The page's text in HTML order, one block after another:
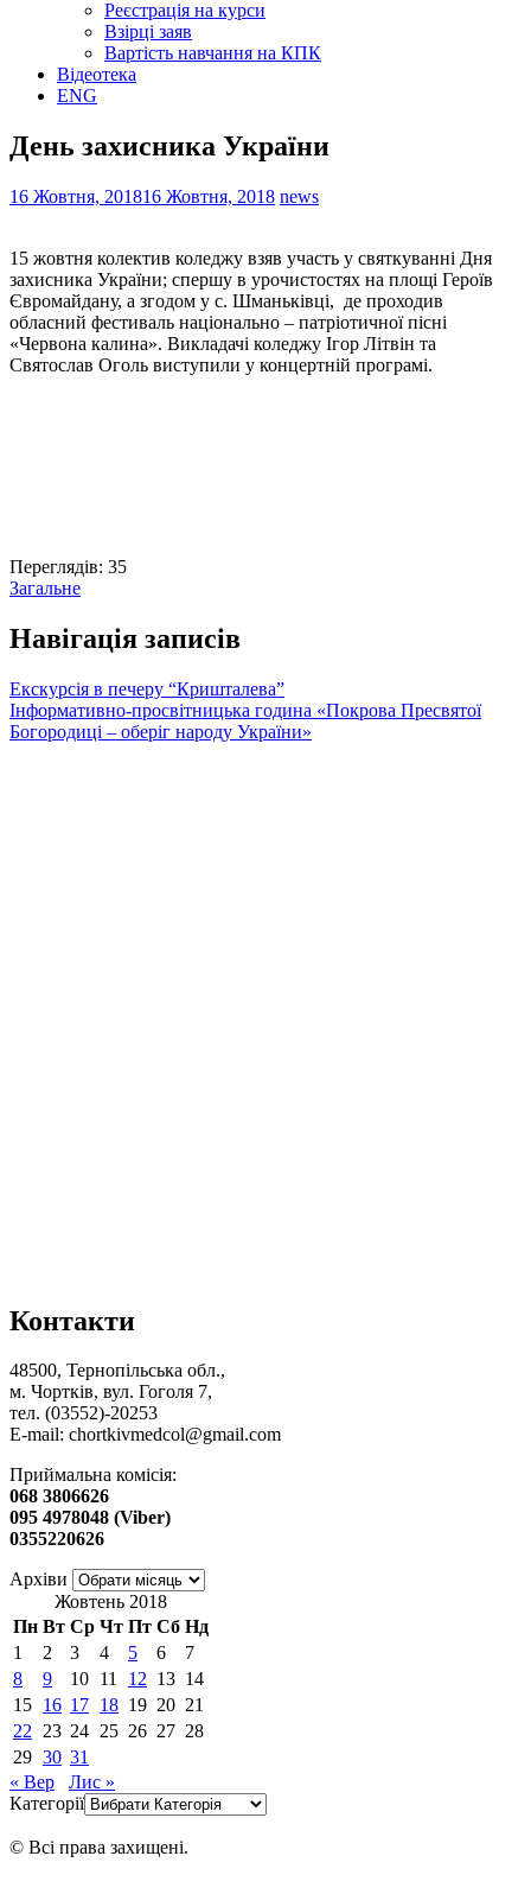
Реєстрація на курси
Взірці заяв
Вартість навчання на КПК
Відеотека
ENG
День захисника України
16 Жовтня, 201816 Жовтня, 2018 news
15 жовтня колектив коледжу взяв участь у святкуванні Дня
захисника України; спершу в урочистостях на площі Героїв
Євромайдану, а згодом у с. Шманьківці, де проходив
обласний фестиваль національно – патріотичної пісні
«Червона калина». Викладачі коледжу Ігор Літвін та
Святослав Оголь виступили у концертній програмі.
Переглядів: 35
Загальне
Навігація записів
Екскурсія в печеру “Кришталева”
Інформативно-просвітницька година «Покрова Пресвятої
Богородиці – оберіг народу України»
Контакти
48500, Тернопільська обл.,
м. Чортків, вул. Гоголя 7,
тел. (03552)-20253
E-mail: chortkivmedcol@gmail.com
Приймальна комісія:
068 3806626
095 4978048 (Viber)
0355220626
Архіви
Жовтень 2018
Пн Вт Ср Чт Пт Сб Нд
1
2 3 4 5 6
7
8
9 10 11 12 13 14
15 16 17 18 19 20 21
22 23 24 25 26 27 28
29 30 31
« Вер
Лис »
Категорії
© Всі права захищені.